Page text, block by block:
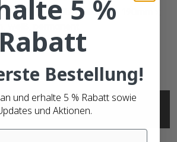
kompatible Etiketten, 190mm x
weiß, permanent5 %
Rabatt
Bestellung!
und erhalte 5 % Rabatt sowie
und Aktionen.